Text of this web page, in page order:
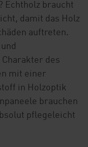
Echtholz braucht
damit das Holz
auftreten.
des
mit einer
in Holzoptik
brauchen
pflegeleicht